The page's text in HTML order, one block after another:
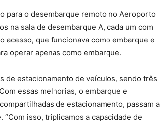
para o desembarque remoto no Aeroporto
na sala de desembarque A, cada um com
acesso, que funcionava como embarque e
operar apenas como embarque.
de estacionamento de veículos, sendo três
essas melhorias, o embarque e
de estacionamento, passam a
isso, triplicamos a capacidade de